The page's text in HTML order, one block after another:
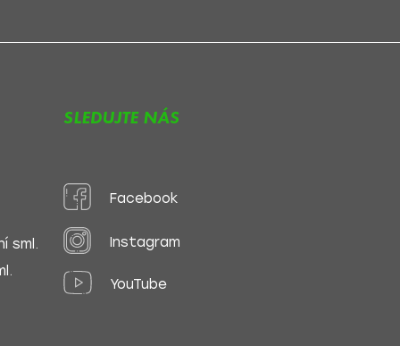
sml.
SLEDUJTE NÁS
Facebook
Instagram
YouTube